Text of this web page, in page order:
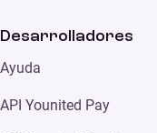
Desarrolladores
Ayuda
API Younited Pay